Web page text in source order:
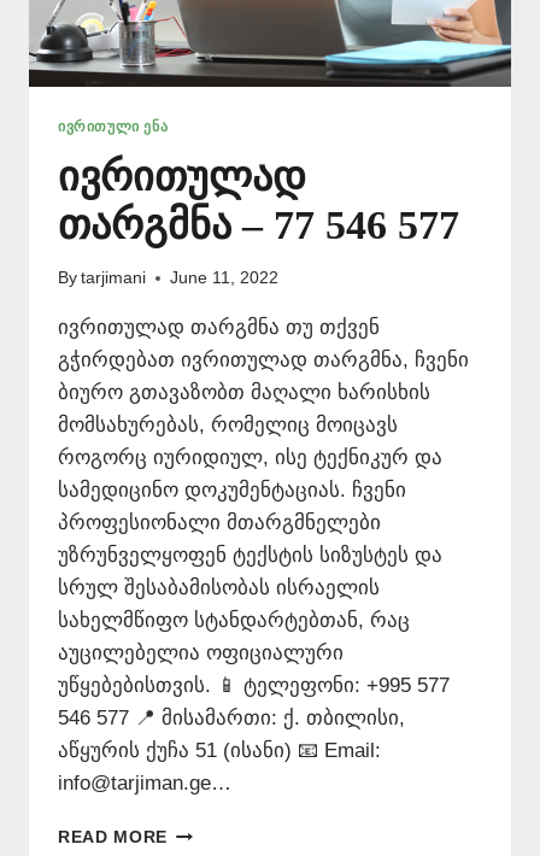
ᲘᲕᲠᲘᲗᲣᲚᲘ ᲔᲜᲐ
ივრითულად
თარგმნა – 77 546 577
By tarjimani June 11, 2022
ივრითულად თარგმნა თუ თქვენ
გჭირდებათ ივრითულად თარგმნა, ჩვენი
ბიურო გთავაზობთ მაღალი ხარისხის
მომსახურებას, რომელიც მოიცავს
როგორც იურიდიულ, ისე ტექნიკურ და
სამედიცინო დოკუმენტაციას. ჩვენი
პროფესიონალი მთარგმნელები
უზრუნველყოფენ ტექსტის სიზუსტეს და
სრულ შესაბამისობას ისრაელის
სახელმწიფო სტანდარტებთან, რაც
აუცილებელია ოფიციალური
უწყებებისთვის. 📱 ტელეფონი: +995 577
546 577 📍 მისამართი: ქ. თბილისი,
აწყურის ქუჩა 51 (ისანი) 📧 Email:
info@tarjiman.ge…
READ MORE ᲘᲕᲠᲘᲗᲣᲚᲐᲓ